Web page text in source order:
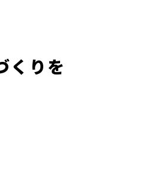
くりを